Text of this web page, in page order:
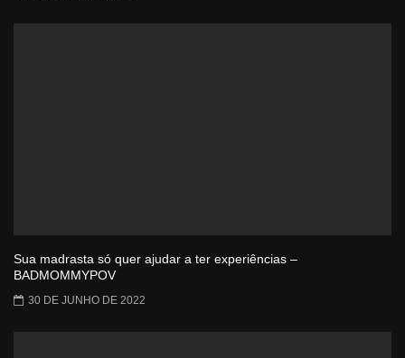
Sua madrasta só quer ajudar a ter experiências –
BADMOMMYPOV
30 DE JUNHO DE 2022